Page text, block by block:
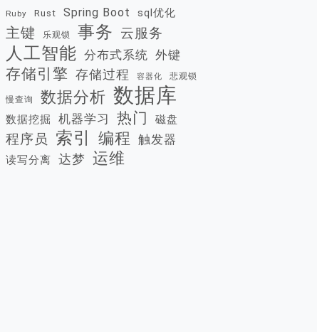
Ruby Rust Spring Boot sql优化
主键 乐观锁 事务 云服务
人工智能 分布式系统 外键
存储引擎 存储过程 容器化 悲观锁
慢查询 数据分析 数据库
数据挖掘 机器学习 热门 磁盘
程序员 索引 编程 触发器
读写分离 达梦 运维